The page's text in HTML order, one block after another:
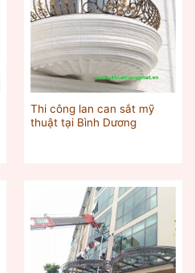
Thi công lan can sắt mỹ
thuật tại Bình Dương